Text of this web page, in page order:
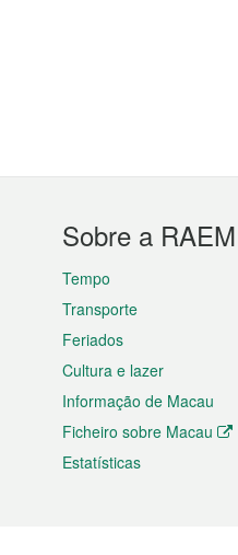
Sobre a RAEM
Tempo
Transporte
Feriados
Cultura e lazer
Informação de Macau
Ficheiro sobre Macau
Estatísticas